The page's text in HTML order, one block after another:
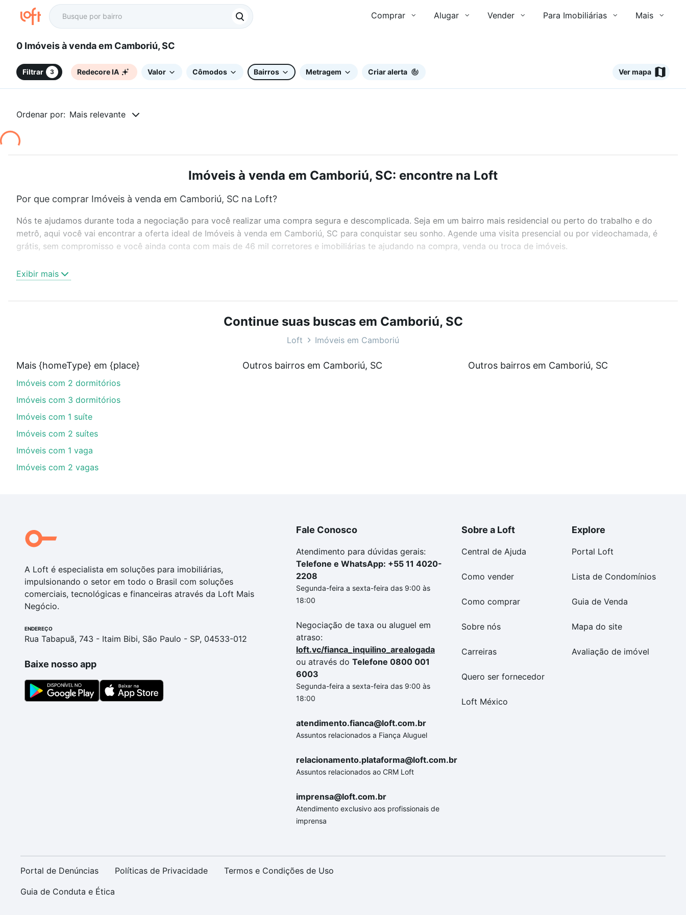
Comprar Alugar Vender Para Imobiliárias Mais
0 Imóveis à venda em Camboriú, SC
Filtrar 3 Redecore IA Valor Cômodos Bairros Metragem Criar alerta Ver mapa
Ordenar por: Mais relevante
Imóveis à venda em Camboriú, SC: encontre na Loft
Por que comprar Imóveis à venda em Camboriú, SC na Loft?
Nós te ajudamos durante toda a negociação para você realizar uma compra segura e descomplicada. Seja em um bairro mais residencial ou perto do trabalho e do
metrô, aqui você vai encontrar a oferta ideal de Imóveis à venda em Camboriú, SC para conquistar seu sonho. Agende uma visita presencial ou por videochamada, é
grátis, sem compromisso e você ainda conta com mais de 46 mil corretores e imobiliárias te ajudando na compra, venda ou troca de imóveis.
ou sem vaga de garagem para combinar perfeitamente com o preço, metragem e comodidades, como piscina, academia, salão de festas ou área verde e encontrar
Imóveis à venda em Camboriú, SC ideal para você na Loft.
parcelas podem se adequar ao seu orçamento. Se ainda tem alguma dúvida dos custos envolvidos no processo de compra, veja em nosso portal quanto custa comprar
um apartamento e conte com a gente para comprar o imóvel dos seus sonhos com segurança e conforto. Loft, com você até as chaves.
Exibir mais
Continue suas buscas em Camboriú, SC
Loft Imóveis em Camboriú
Mais {homeType} em {place}
Imóveis com 2 dormitórios
Imóveis com 3 dormitórios
Imóveis com 1 suíte
Imóveis com 2 suítes
Imóveis com 1 vaga
Imóveis com 2 vagas
Outros bairros em Camboriú, SC Outros bairros em Camboriú, SC
A Loft é especialista em soluções para imobiliárias,
impulsionando o setor em todo o Brasil com soluções
comerciais, tecnológicas e financeiras através da Loft Mais
Negócio.
ENDEREÇO
Rua Tabapuã, 743 - Itaim Bibi, São Paulo - SP, 04533-012
Baixe nosso app
Fale Conosco
Atendimento para dúvidas gerais:
Telefone e WhatsApp: +55 11 4020-
2208
Segunda-feira a sexta-feira das 9:00 às
18:00
Negociação de taxa ou aluguel em
atraso:
loft.vc/fianca_inquilino_arealogada
ou através do Telefone 0800 001
6003
Segunda-feira a sexta-feira das 9:00 às
18:00
atendimento.fianca@loft.com.br
Assuntos relacionados a Fiança Aluguel
relacionamento.plataforma@loft.com.br
Assuntos relacionados ao CRM Loft
imprensa@loft.com.br
Atendimento exclusivo aos profissionais de
imprensa
Sobre a Loft
Central de Ajuda
Como vender
Como comprar
Sobre nós
Carreiras
Quero ser fornecedor
Loft México
Explore
Portal Loft
Lista de Condomínios
Guia de Venda
Mapa do site
Avaliação de imóvel
Portal de Denúncias Políticas de Privacidade Termos e Condições de Uso
Guia de Conduta e Ética